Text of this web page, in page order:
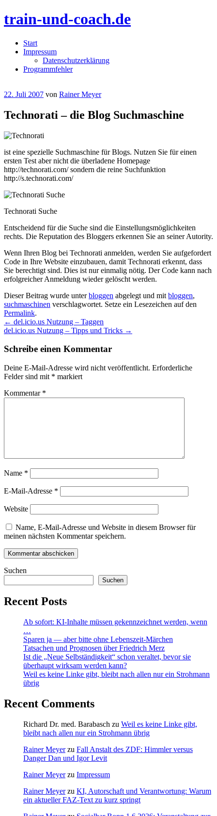
train-und-coach.de
Menü
Zum
Inhalt
Start
Impressum
Datenschutzerklärung
Programmfehler
22. Juli 2007 von Rainer Meyer
Technorati – die Blog Suchmaschine
ist eine spezielle Suchmaschine für Blogs. Nutzen Sie für einen
ersten Test aber nicht die überladene Homepage
http://technorati.com/ sondern die reine Suchfunktion
http://s.technorati.com/
Technorati Suche
Entscheidend für die Suche sind die Einstellungsmöglichkeiten
rechts. Die Reputation des Bloggers erkennen Sie an seiner Autority.
Wenn Ihren Blog bei Technorati anmelden, werden Sie aufgefordert
Code in Ihre Website einzubauen, damit Technorati erkennt, dass
Sie berechtigt sind. Dies ist nur einmalig nötig. Der Code kann nach
erfolgreicher Anmeldung wieder gelöscht werden.
Dieser Beitrag wurde unterbloggen abgelegt und mit bloggen,
suchmaschinen verschlagwortet. Setze ein Lesezeichen auf den
Permalink.
Beitragsnavigation
← del.icio.us Nutzung – Taggen
del.icio.us Nutzung – Tipps und Tricks →
Schreibe einen Kommentar
Deine E-Mail-Adresse wird nicht veröffentlicht. Erforderliche
Felder sind mit * markiert
Kommentar *
Name *
E-Mail-Adresse *
Website
Name, E-Mail-Adresse und Website in diesem Browser für
meinen nächsten Kommentar speichern.
Suchen
Suchen
Recent Posts
Ab sofort: KI-Inhalte müssen gekennzeichnet werden, wenn
…
Sparen ja — aber bitte ohne Lebenszeit-Märchen
Tatsachen und Prognosen über Friedrich Merz
Ist die „Neue Selbständigkeit“ schon veraltet, bevor sie
überhaupt wirksam werden kann?
Weil es keine Linke gibt, bleibt nach allen nur ein Strohmann
übrig
Recent Comments
Richard Dr. med. Barabasch zu Weil es keine Linke gibt,
bleibt nach allen nur ein Strohmann übrig
Rainer Meyerzu Fall Anstalt des ZDF: Himmler versus
Danger Dan und Igor Levit
Rainer Meyerzu Impressum
Rainer Meyerzu KI, Autorschaft und Verantwortung: Warum
ein aktueller FAZ-Text zu kurz springt